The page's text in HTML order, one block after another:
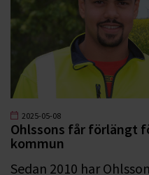
2025-05-08
Ohlssons får förlängt
kommun
Sedan 2010 har